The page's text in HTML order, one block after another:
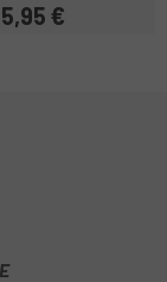
Prix
5,95 €